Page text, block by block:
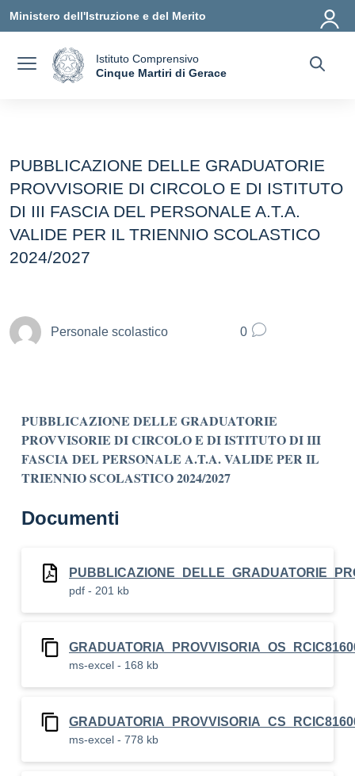
Ministero dell'Istruzione e del Merito
Istituto Comprensivo
Cinque Martiri di Gerace
PUBBLICAZIONE DELLE GRADUATORIE
PROVVISORIE DI CIRCOLO E DI ISTITUTO
DI III FASCIA DEL PERSONALE A.T.A.
VALIDE PER IL TRIENNIO SCOLASTICO
2024/2027
Personale scolastico 0
PUBBLICAZIONE DELLE GRADUATORIE
PROVVISORIE DI CIRCOLO E DI ISTITUTO DI III
FASCIA DEL PERSONALE A.T.A. VALIDE PER IL
TRIENNIO SCOLASTICO 2024/2027
Documenti
pdf - 201 kb
ms-excel - 168 kb
ms-excel - 778 kb